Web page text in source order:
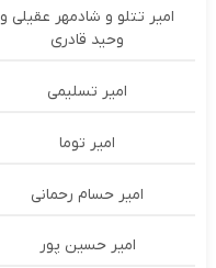
امیر تتلو و شادمهر عقیلی و
وحید قادری
امیر تسلیمی
امیر توما
امیر حسام رحمانی
امیر حسین پور